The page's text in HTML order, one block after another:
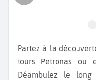
Partez à la découverte de Kuala Lumpur. Visitez les
tours Petronas ou
Déambulez le